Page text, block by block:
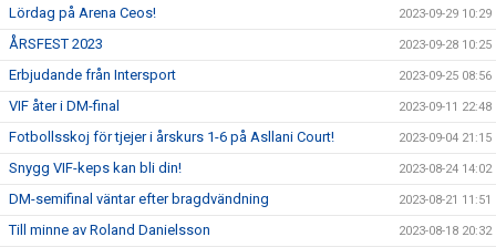
Lördag på Arena Ceos! 2023-09-29 10:29
ÅRSFEST 2023 2023-09-28 10:25
Erbjudande från Intersport 2023-09-25 08:56
VIF åter i DM-final 2023-09-11 22:48
Fotbollsskoj för tjejer i årskurs 1-6 på Asllani Court! 2023-09-04 21:15
Snygg VIF-keps kan bli din! 2023-08-24 14:02
DM-semifinal väntar efter bragdvändning 2023-08-21 11:51
Till minne av Roland Danielsson 2023-08-18 20:32